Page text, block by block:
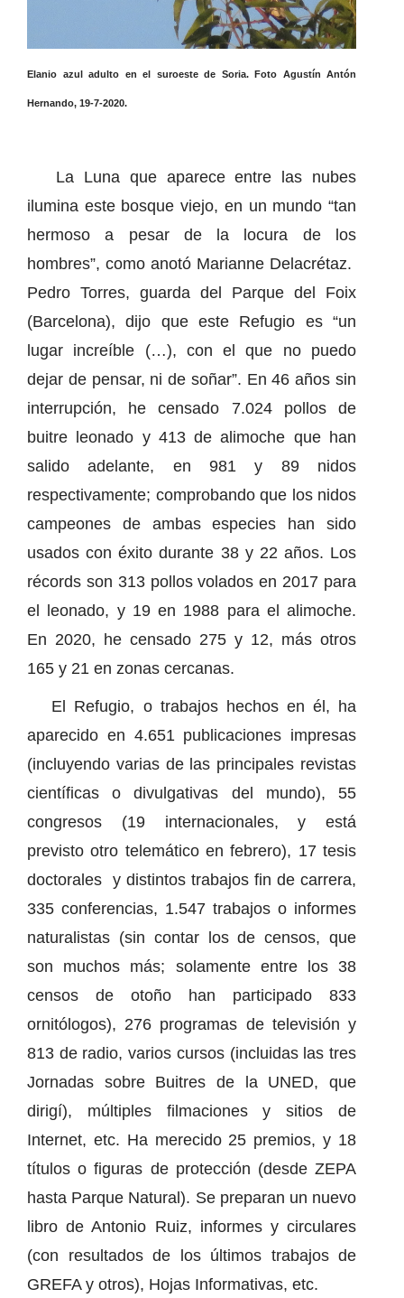
Elanio azul adulto en el suroeste de Soria. Foto Agustín Antón
Hernando, 19-7-2020.
La Luna que aparece entre las nubes
ilumina este bosque viejo, en un mundo “tan
hermoso a pesar de la locura de los
hombres”, como anotó Marianne Delacrétaz.
Pedro Torres, guarda del Parque del Foix
(Barcelona), dijo que este Refugio es “un
lugar increíble (…), con el que no puedo
dejar de pensar, ni de soñar”. En 46 años sin
interrupción, he censado 7.024 pollos de
buitre leonado y 413 de alimoche que han
salido adelante, en 981 y 89 nidos
respectivamente; comprobando que los nidos
campeones de ambas especies han sido
usados con éxito durante 38 y 22 años. Los
récords son 313 pollos volados en 2017 para
el leonado, y 19 en 1988 para el alimoche.
En 2020, he censado 275 y 12, más otros
165 y 21 en zonas cercanas.
El Refugio, o trabajos hechos en él, ha
aparecido en 4.651 publicaciones impresas
(incluyendo varias de las principales revistas
científicas o divulgativas del mundo), 55
congresos (19 internacionales, y está
previsto otro telemático en febrero), 17 tesis
doctorales y distintos trabajos fin de carrera,
335 conferencias, 1.547 trabajos o informes
naturalistas (sin contar los de censos, que
son muchos más; solamente entre los 38
censos de otoño han participado 833
ornitólogos), 276 programas de televisión y
813 de radio, varios cursos (incluidas las tres
Jornadas sobre Buitres de la UNED, que
dirigí), múltiples filmaciones y sitios de
Internet, etc. Ha merecido 25 premios, y 18
títulos o figuras de protección (desde ZEPA
hasta Parque Natural). Se preparan un nuevo
libro de Antonio Ruiz, informes y circulares
(con resultados de los últimos trabajos de
GREFA y otros), Hojas Informativas, etc.